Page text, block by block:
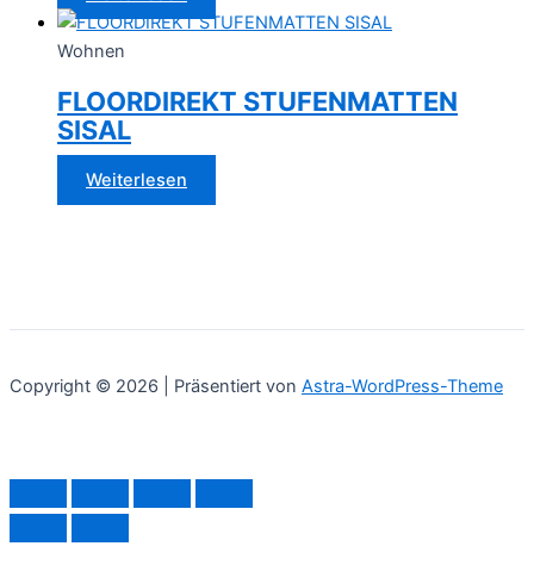
Wohnen
FLOORDIREKT STUFENMATTEN
SISAL
Weiterlesen
Copyright © 2026 | Präsentiert von Astra-WordPress-Theme